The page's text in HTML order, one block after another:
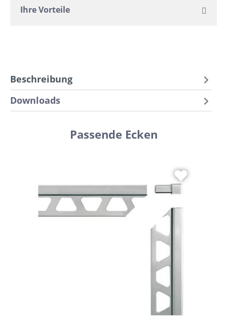
Ihre Vorteile
Beschreibung
Downloads
Passende Ecken